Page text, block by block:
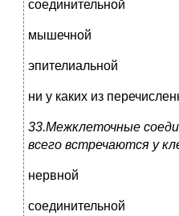
соединительной
мышечной
эпителиальной
ни у каких из
33.Межклеточные
всего встречаются у
нервной
соединительной